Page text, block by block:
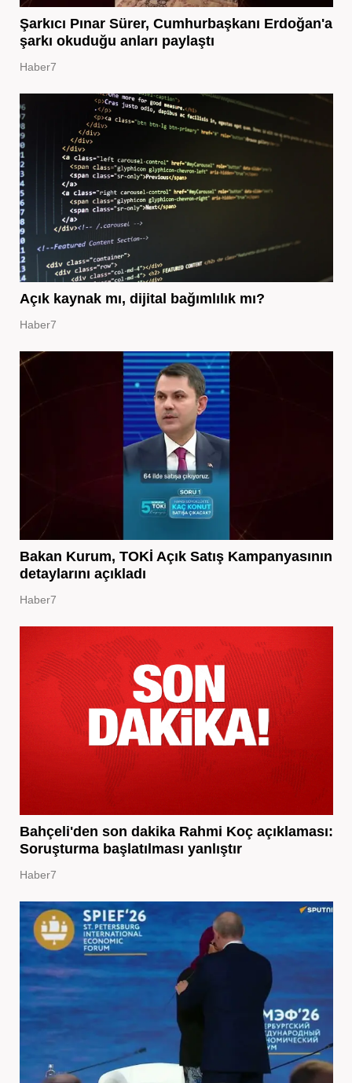
Şarkıcı Pınar Sürer, Cumhurbaşkanı Erdoğan'a
şarkı okuduğu anları paylaştı
Haber7
Açık kaynak mı, dijital bağımlılık mı?
Haber7
Bakan Kurum, TOKİ Açık Satış Kampanyasının
detaylarını açıkladı
Haber7
Bahçeli'den son dakika Rahmi Koç açıklaması:
Soruşturma başlatılması yanlıştır
Haber7